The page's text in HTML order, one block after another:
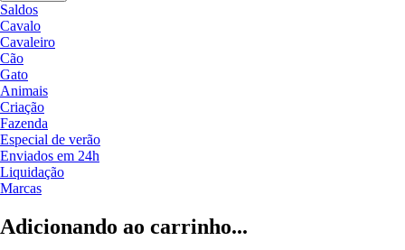
Saldos
Cavalo
Cavaleiro
Cão
Gato
Animais
Criação
Fazenda
Especial de verão
Enviados em 24h
Liquidação
Marcas
Adicionando ao carrinho...